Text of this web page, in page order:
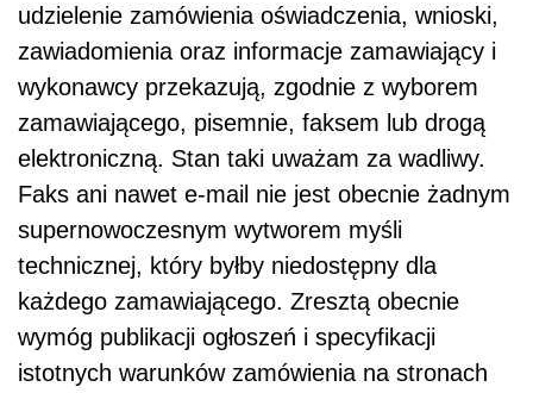
udzielenie zamówienia oświadczenia, wnioski,
zawiadomienia oraz informacje zamawiający i
wykonawcy przekazują, zgodnie z wyborem
zamawiającego, pisemnie, faksem lub drogą
elektroniczną. Stan taki uważam za wadliwy.
Faks ani nawet e-mail nie jest obecnie żadnym
supernowoczesnym wytworem myśli
technicznej, który byłby niedostępny dla
każdego zamawiającego. Zresztą obecnie
wymóg publikacji ogłoszeń i specyfikacji
istotnych warunków zamówienia na stronach